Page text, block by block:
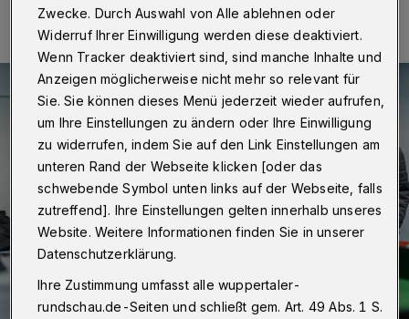
Zwecke. Durch Auswahl von Alle ablehnen oder
Widerruf Ihrer Einwilligung werden diese deaktiviert.
Wenn Tracker deaktiviert sind, sind manche Inhalte und
Anzeigen möglicherweise nicht mehr so relevant für
Sie. Sie können dieses Menü jederzeit wieder aufrufen,
um Ihre Einstellungen zu ändern oder Ihre Einwilligung
zu widerrufen, indem Sie auf den Link Einstellungen am
unteren Rand der Webseite klicken [oder das
schwebende Symbol unten links auf der Webseite, falls
zutreffend]. Ihre Einstellungen gelten innerhalb unseres
Website. Weitere Informationen finden Sie in unserer
Datenschutzerklärung.
Ihre Zustimmung umfasst alle wuppertaler-
rundschau.de-Seiten und schließt gem. Art. 49 Abs. 1 S.